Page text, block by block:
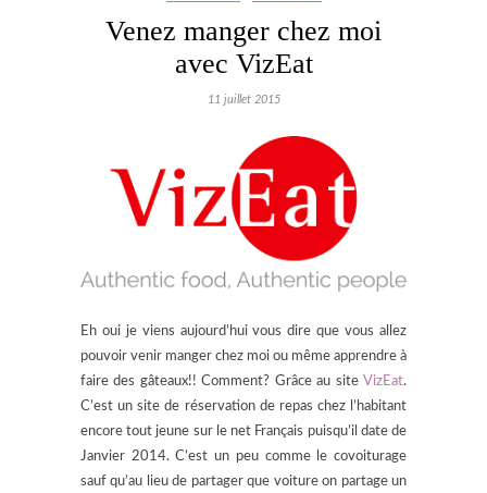
Venez manger chez moi
avec VizEat
11 juillet 2015
Eh oui je viens aujourd’hui vous dire que vous allez
pouvoir venir manger chez moi ou même apprendre à
faire des gâteaux!! Comment? Grâce au site VizEat.
C’est un site de réservation de repas chez l’habitant
encore tout jeune sur le net Français puisqu’il date de
Janvier 2014. C’est un peu comme le covoiturage
sauf qu’au lieu de partager que voiture on partage un